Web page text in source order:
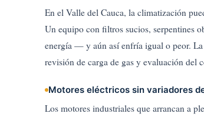
En el Valle del Cauca, la climatización
Un equipo con filtros sucios, serpentines
energía — y aún así enfría igual o peor.
revisión de carga de gas y evaluación del
Motores eléctricos sin variadores
Los motores industriales que arrancan a